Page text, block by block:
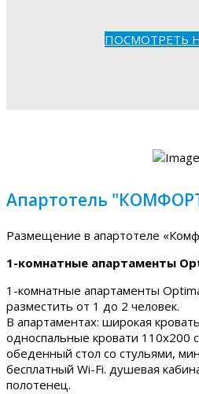
ПОСМОТРЕТЬ
Апартотель
Размещение в апартотеле
1-комнатные апартаменты
1-комнатные апартаменты
разместить от 1 до 2 человек.
В апартаментах: широкая
односпальные кровати 110х200
обеденный стол со стульями,
бесплатный Wi-Fi. душевая
полотенец.